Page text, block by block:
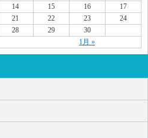
1月 »
14 15 16
17
21 22 23
24
28 29 30